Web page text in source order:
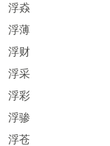
浮猋
浮薄
浮财
浮采
浮彩
浮骖
浮苍